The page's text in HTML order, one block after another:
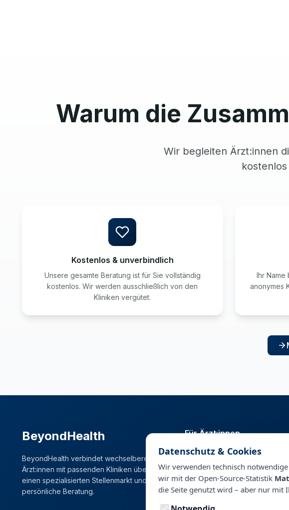
Warum die
Wir begleiten Ärzt:innen
Kostenlos & unverbindlich
Unsere gesamte Beratung ist für Sie vollständig
kostenlos. Wir werden ausschließlich von den
Kliniken vergütet.
Ihr Name
anonymes
BeyondHealth
BeyondHealth verbindet wechselbereite
Ärzt:innen mit passenden Kliniken über
einen spezialisierten Stellenmarkt und
persönliche Beratung.
Für Ärzt:innen
Stellenmarkt
Karrieremanagement
Datenschutz & Cookies
Wir verwenden technisch
wir mit der Open-Source-Statistik
die Seite genutzt wird – aber nur